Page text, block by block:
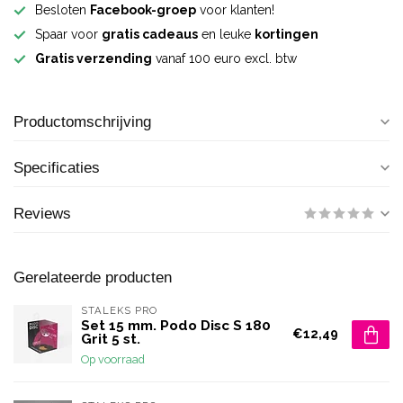
Besloten Facebook-groep voor klanten!
Spaar voor gratis cadeaus en leuke kortingen
Gratis verzending vanaf 100 euro excl. btw
Productomschrijving
Specificaties
Reviews
Gerelateerde producten
STALEKS PRO
Set 15 mm. Podo Disc S 180
Grit 5 st.
Op voorraad
€12,49